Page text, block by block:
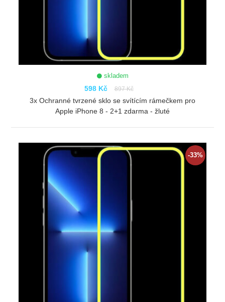
skladem
598 Kč 897 Kč
ZOBRAZIT
3x Ochranné tvrzené sklo se svítícím rámečkem pro
Apple iPhone 8 - 2+1 zdarma - žluté
-33%